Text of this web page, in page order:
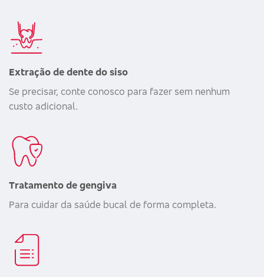
Extração de dente do siso
Se precisar, conte conosco para fazer sem nenhum
custo adicional.
Tratamento de gengiva
Para cuidar da saúde bucal de forma completa.